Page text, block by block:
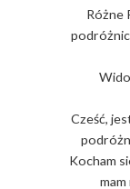
Różne
Cześć,
Kocham